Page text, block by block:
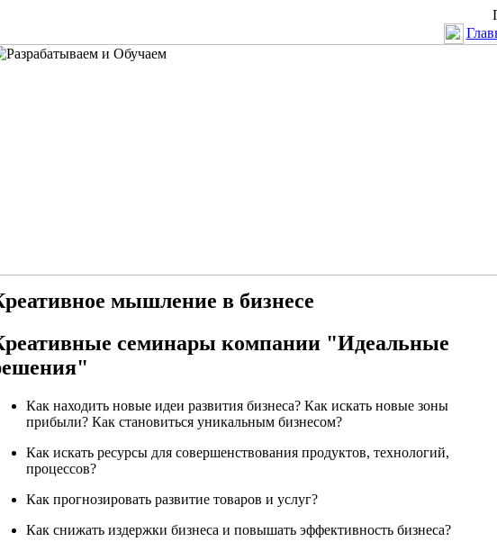
мышление в бизнесе
семинары компании "Идеальные
Как находить новые идеи развития бизнеса? Как искать новые зоны
прибыли? Как становиться уникальным бизнесом?
Как искать ресурсы для совершенствования продуктов, технологий,
процессов?
Как прогнозировать развитие товаров и услуг?
Как снижать издержки бизнеса и повышать эффективность бизнеса?